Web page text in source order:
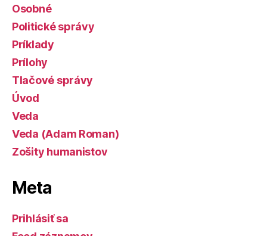
Osobné
Politické správy
Príklady
Prílohy
Tlačové správy
Úvod
Veda
Veda (Adam Roman)
Zošity humanistov
Meta
Prihlásiť sa